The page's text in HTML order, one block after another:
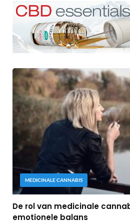
MEDICINALE CANNABIS
De rol van medicinale
emotionele balans